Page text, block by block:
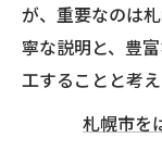
が、重要なのは
寧な説明と、豊
工することと考
札幌市を